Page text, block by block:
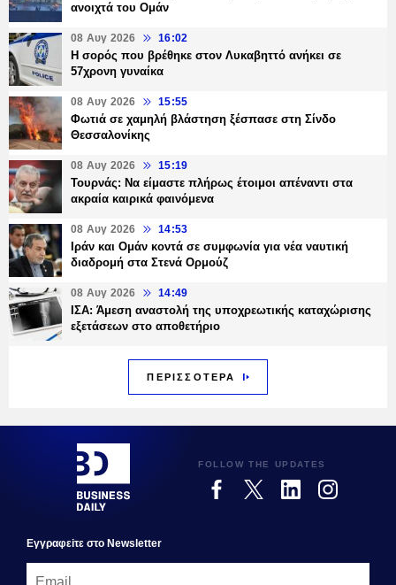
ανοιχτά του Ομάν
08 Αυγ 2026 16:02
Η σορός που βρέθηκε στον Λυκαβηττό ανήκει σε
57χρονη γυναίκα
08 Αυγ 2026 15:55
Φωτιά σε χαμηλή βλάστηση ξέσπασε στη Σίνδο
Θεσσαλονίκης
08 Αυγ 2026 15:19
Τουρνάς: Να είμαστε πλήρως έτοιμοι απέναντι στα
ακραία καιρικά φαινόμενα
08 Αυγ 2026 14:53
Ιράν και Ομάν κοντά σε συμφωνία για νέα ναυτική
διαδρομή στα Στενά Ορμούζ
08 Αυγ 2026 14:49
ΙΣΑ: Άμεση αναστολή της υποχρεωτικής καταχώρισης
εξετάσεων στο αποθετήριο
ΠΕΡΙΣΣΟΤΕΡΑ
FOLLOW THE UPDATES
Εγγραφεiτε στο Newsletter